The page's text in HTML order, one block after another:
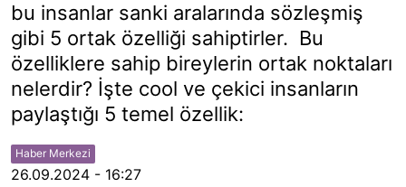
bu insanlar sanki aralarında sözleşmiş
gibi 5 ortak özelliği sahiptirler. Bu
özelliklere sahip bireylerin ortak noktaları
nelerdir? İşte cool ve çekici insanların
paylaştığı 5 temel özellik:
Haber Merkezi
26.09.2024 - 16:27